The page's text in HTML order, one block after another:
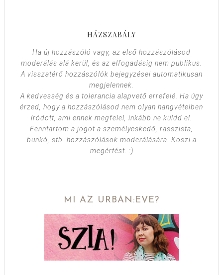
HÁZSZABÁLY
Ha új hozzászóló vagy, az első hozzászólásod
moderálás alá kerül, és az elfogadásig nem publikus.
A visszatérő hozzászólók bejegyzései automatikusan
megjelennek.
A kedvesség és a tolerancia alapvető errefelé. Ha úgy
érzed, hogy a hozzászólásod nem olyan hangvételben
íródott, ami ennek megfelel, inkább ne küldd el.
Fenntartom a jogot a személyeskedő, rasszista,
bunkó, stb. hozzászólások moderálására. Köszi a
megértést. :)
MI AZ URBAN:EVE?